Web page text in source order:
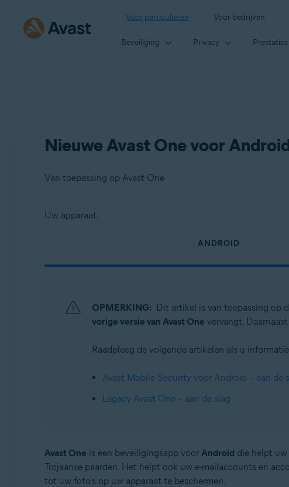
Voor particulieren Voor bedrijven
Beveiliging Privacy Prestaties
Nieuwe Avast One voor
Van toepassing op Avast One
Besturingssystemen:
Uw apparaat:
ANDROID
OPMERKING: Dit artikel is van toepassing op
vorige versie van Avast One vervangt.
Raadpleeg de volgende artikelen als u
Avast Mobile Security voor Android – aan de
Legacy Avast One – aan de slag
Avast One is een beveiligingsapp voor Android die helpt uw
Trojaanse paarden. Het helpt ook uw e-mailaccounts en
tot uw foto's op uw apparaat te beschermen.